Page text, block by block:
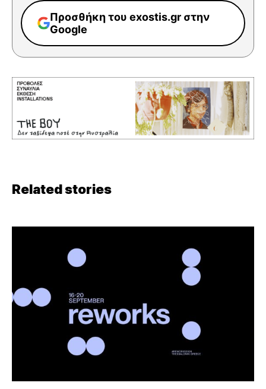
Προσθήκη του exostis.gr στην
Google
Related stories